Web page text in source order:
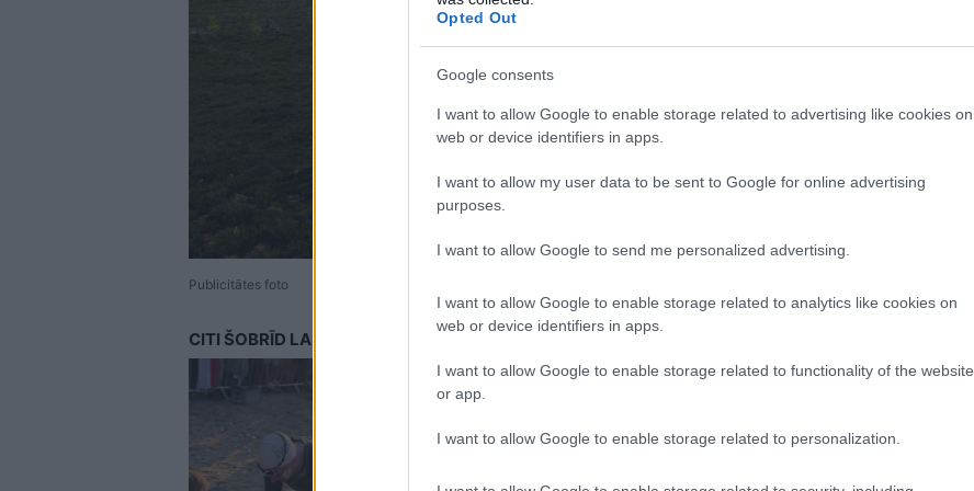
Opted Out
Google consents
I want to allow Google to enable storage related to advertising like cookies on
web or device identifiers in apps.
I want to allow my user data to be sent to Google for online advertising
purposes.
I want to allow Google to send me personalized advertising.
I want to allow Google to enable storage related to analytics like cookies on
web or device identifiers in apps.
I want to allow Google to enable storage related to functionality of the website
or app.
I want to allow Google to enable storage related to personalization.
Publicitātes foto
CITI ŠOBRĪD LASA